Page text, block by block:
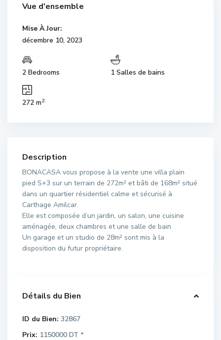
Vue d'ensemble
Mise À Jour:
décembre 10, 2023
2 Bedrooms 1 Salles de bains
272 m2
Description
BONACASA vous propose à la vente une villa plain
pied S+3 sur un terrain de 272m² et bâti de 168m² situé
dans un quartier résidentiel calme et sécurisé à
Carthage Amilcar.
Elle est composée d’un jardin, un salon, une cuisine
aménagée, deux chambres et une salle de bain
Un garage et un studio de 28m² sont mis à la
disposition du futur propriétaire.
Détails du Bien
ID du Bien: 32867
Prix: 1150000 DT *